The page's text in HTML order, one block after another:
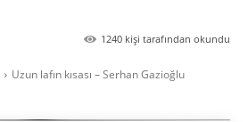
1240 kişi tarafından okundu
Uzun lafın kısası – Serhan Gazioğlu